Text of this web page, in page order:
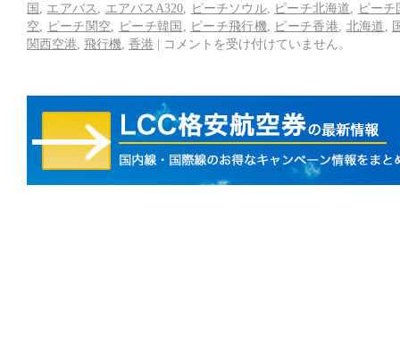
国
エアバス エアバスA320 ピーチソウル, ピーチ北海道
ピーチ
空
ピーチ関空 ピーチ韓国 ピーチ飛行機 ピーチ香港 北海道
関西空港 飛行機 香港 | コメントを受け付けていません。